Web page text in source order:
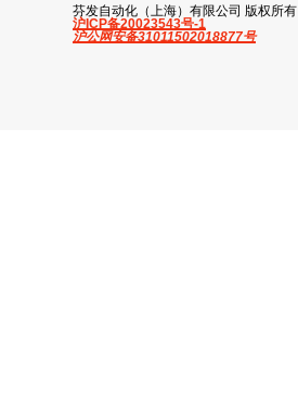
芬发自动化（上海）有限公司 版权所有
沪ICP备20023543号-1
沪公网安备31011502018877号